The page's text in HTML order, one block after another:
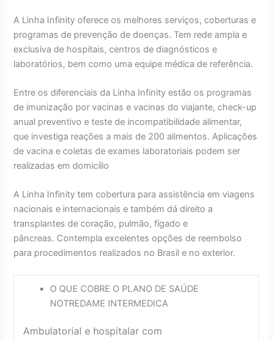
A Linha Infinity oferece os melhores serviços, coberturas e
programas de prevenção de doenças. Tem rede ampla e
exclusiva de hospitais, centros de diagnósticos e
laboratórios, bem como uma equipe médica de referência.
Entre os diferenciais da Linha Infinity estão os programas
de imunização por vacinas e vacinas do viajante, check-up
anual preventivo e teste de incompatibilidade alimentar,
que investiga reações a mais de 200 alimentos. Aplicações
de vacina e coletas de exames laboratoriais podem ser
realizadas em domicílio
A Linha Infinity tem cobertura para assistência em viagens
nacionais e internacionais e também dá direito a
transplantes de coração, pulmão, fígado e
pâncreas. Contempla excelentes opções de reembolso
para procedimentos realizados no Brasil e no exterior.
O QUE COBRE O PLANO DE SAÚDE
NOTREDAME INTERMEDICA
Ambulatorial e hospitalar com